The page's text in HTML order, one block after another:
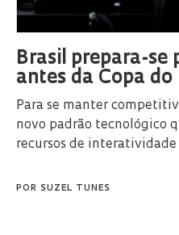
Brasil prepara-se
antes da Copa
Para se manter
novo padrão tecnológico
recursos de
POR SUZEL TUNES